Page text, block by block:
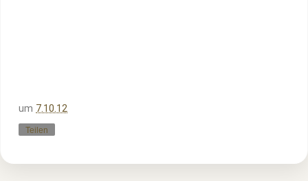
um 7.10.12
Teilen